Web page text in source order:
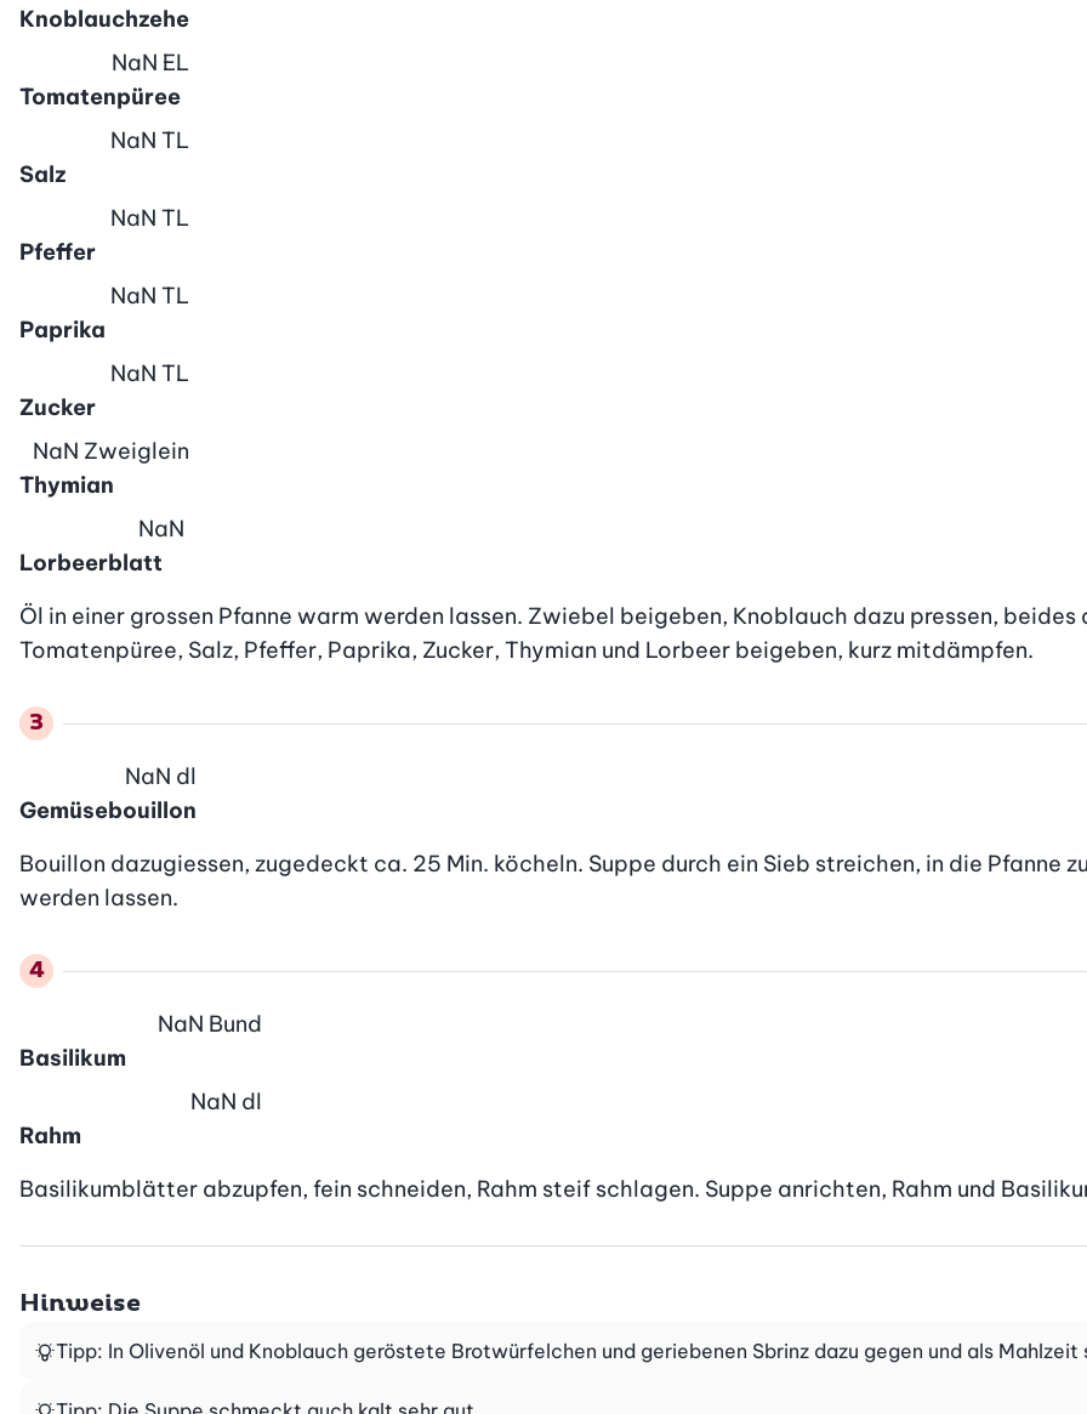
Knoblauchzehe
Tomatenpüree
NaN EL
Salz
NaN TL
Pfeffer
NaN TL
Paprika
NaN TL
Zucker
NaN TL
Thymian
NaN Zweiglein
Lorbeerblatt
NaN
Öl in einer grossen Pfanne warm werden lassen. Zwiebel beigeben, Knoblauch dazu pressen,
Tomatenpüree, Salz, Pfeffer, Paprika, Zucker, Thymian und Lorbeer beigeben, kurz mitdämpfen.
Gemüsebouillon
NaN dl
Bouillon dazugiessen, zugedeckt ca. 25 Min. köcheln. Suppe durch ein Sieb streichen, in die Pfanne
werden lassen.
Basilikum
NaN Bund
Rahm
NaN dl
Basilikumblätter abzupfen, fein schneiden, Rahm steif schlagen. Suppe anrichten, Rahm und
Hinweise
Tipp: In Olivenöl und Knoblauch geröstete Brotwürfelchen und geriebenen Sbrinz dazu gegen und als Mahlzeit